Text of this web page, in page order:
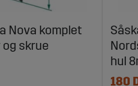
Nova komplet
skrue
hul
180